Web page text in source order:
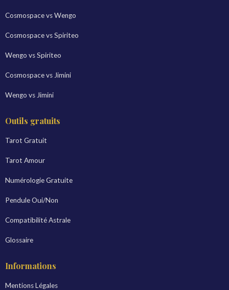
Cosmospace vs Wengo
Cosmospace vs Spiriteo
Wengo vs Spiriteo
Cosmospace vs Jimini
Wengo vs Jimini
Outils gratuits
Tarot Gratuit
Tarot Amour
Numérologie Gratuite
Pendule Oui/Non
Compatibilité Astrale
Glossaire
Informations
Mentions Légales